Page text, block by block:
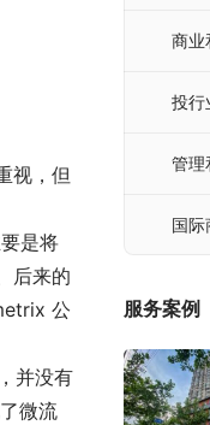
视，但
是将
后来的
公
并没有
微流
商业
投行
管理
国际
服务案例